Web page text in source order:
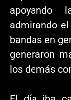
apoyando
admirando
bandas en
generaron
los demás